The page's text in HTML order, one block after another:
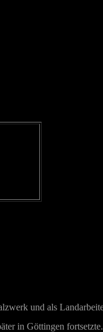
und als
in Göttingen fortsetzte.